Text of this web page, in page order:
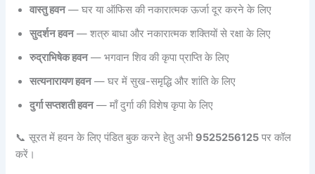
वास्तु हवन— घर या ऑफिस की नकारात्मक ऊर्जा दूर करने के लिए
सुदर्शन हवन— शत्रु बाधा और नकारात्मक शक्तियों से रक्षा के लिए
रुद्राभिषेक हवन— भगवान शिव की कृपा प्राप्ति के लिए
सत्यनारायण हवन— घर में सुख-समृद्धि और शांति के लिए
दुर्गा सप्तशती हवन— माँ दुर्गा की विशेष कृपा के लिए
📞 सूरत में हवन के लिए पंडित बुक करने हेतु अभी 9525256125 पर कॉल
करें।